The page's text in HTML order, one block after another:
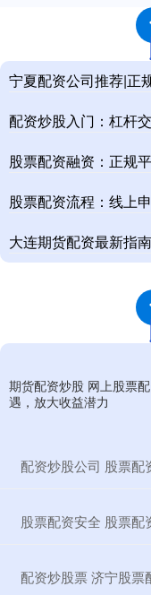
宁夏配资公司推荐|正
配资炒股入门：杠杆
股票配资融资：正规
股票配资流程：线上
大连期货配资最新指南
期货配资炒股 网上股票
遇，放大收益潜力
配资炒股公司 股票配
股票配资安全 股票配
配资炒股票 济宁股票